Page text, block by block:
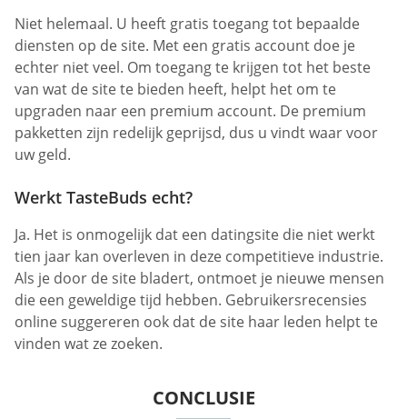
Niet helemaal. U heeft gratis toegang tot bepaalde
diensten op de site. Met een gratis account doe je
echter niet veel. Om toegang te krijgen tot het beste
van wat de site te bieden heeft, helpt het om te
upgraden naar een premium account. De premium
pakketten zijn redelijk geprijsd, dus u vindt waar voor
uw geld.
Werkt TasteBuds echt?
Ja. Het is onmogelijk dat een datingsite die niet werkt
tien jaar kan overleven in deze competitieve industrie.
Als je door de site bladert, ontmoet je nieuwe mensen
die een geweldige tijd hebben. Gebruikersrecensies
online suggereren ook dat de site haar leden helpt te
vinden wat ze zoeken.
CONCLUSIE